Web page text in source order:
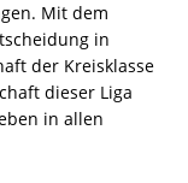
Mit dem
in
der Kreisklasse
dieser Liga
in allen